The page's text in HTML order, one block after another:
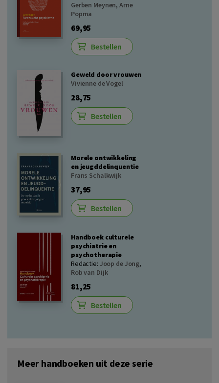
Gerben Meynen,Arne
Popma
69,95
Bestellen
Geweld door vrouwen
Vivienne de Vogel
28,75
Bestellen
Morele ontwikkeling
en jeugddelinquentie
Frans Schalkwijk
37,95
Bestellen
Handboek culturele
psychiatrie en
psychotherapie
Redactie: Joop de Jong,
Rob van Dijk
81,25
Bestellen
Meer handboeken uit deze serie